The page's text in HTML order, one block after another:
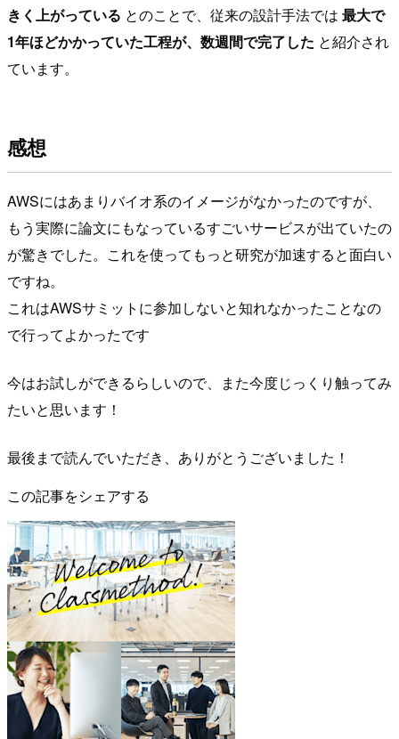
きく上がっている とのことで、従来の設計手法では 最大で
1年ほどかかっていた工程が、数週間で完了した と紹介され
ています。
感想
AWSにはあまりバイオ系のイメージがなかったのですが、
もう実際に論文にもなっているすごいサービスが出ていたの
が驚きでした。これを使ってもっと研究が加速すると面白い
ですね。
これはAWSサミットに参加しないと知れなかったことなの
で行ってよかったです
今はお試しができるらしいので、また今度じっくり触ってみ
たいと思います！
最後まで読んでいただき、ありがとうございました！
この記事をシェアする